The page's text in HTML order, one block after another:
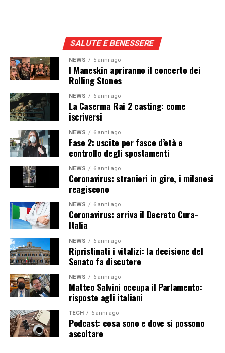
SALUTE E BENESSERE
NEWS 5 anni ago
I Maneskin apriranno il concerto dei
Rolling Stones
NEWS 6 anni ago
La Caserma Rai 2 casting: come
iscriversi
NEWS 6 anni ago
Fase 2: uscite per fasce d’età e
controllo degli spostamenti
NEWS 6 anni ago
Coronavirus: stranieri in giro, i milanesi
reagiscono
NEWS 6 anni ago
Coronavirus: arriva il Decreto Cura-
Italia
NEWS 6 anni ago
Ripristinati i vitalizi: la decisione del
Senato fa discutere
NEWS 6 anni ago
Matteo Salvini occupa il Parlamento:
risposte agli italiani
TECH 6 anni ago
Podcast: cosa sono e dove si possono
ascoltare